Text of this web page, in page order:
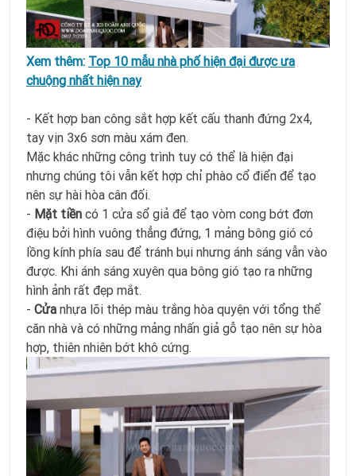
Xem thêm: Top 10 mẫu nhà phố hiện đại được ưa
chuộng nhất hiện nay
- Kết hợp ban công sắt hợp kết cấu thanh đứng 2x4,
tay vịn 3x6 sơn màu xám đen.
Mặc khác những công trình tuy có thể là hiện đại
nhưng chúng tôi vẫn kết hợp chỉ phào cổ điển để tạo
nên sự hài hòa cân đối.
- Mặt tiền có 1 cửa sổ giả để tạo vòm cong bớt đơn
điệu bởi hình vuông thẳng đứng, 1 mảng bông gió có
lồng kính phía sau để tránh bụi nhưng ánh sáng vẫn vào
được. Khi ánh sáng xuyên qua bông gió tạo ra những
hình ảnh rất đẹp mắt.
- Cửa nhựa lõi thép màu trắng hòa quyện với tổng thể
căn nhà và có những mảng nhấn giả gỗ tạo nên sự hòa
hợp, thiên nhiên bớt khô cứng.